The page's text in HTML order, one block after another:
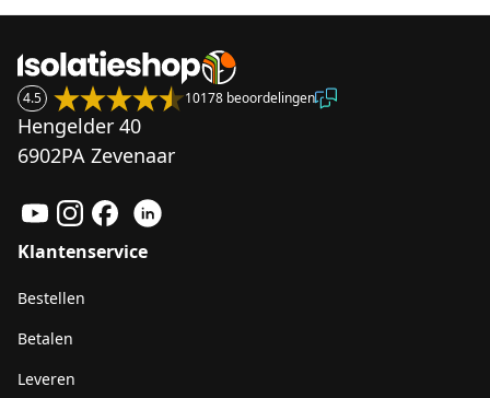
4.5 10178 beoordelingen
Hengelder 40
6902PA Zevenaar
Klantenservice
Bestellen
Betalen
Leveren